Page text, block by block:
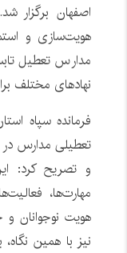
اصفهان برگزار
هویت‌سازی و
مدارس تعطیل
نهادهای مختلف
فرمانده سپاه
تعطیلی مدارس در
و تصریح کرد:
مهارت‌ها،
هویت نوجوانان
نیز با همین